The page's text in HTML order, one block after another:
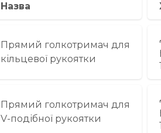
Назва
Прямий голкотримач для
кільцевої рукоятки
Прямий голкотримач для
V-подібної рукоятки